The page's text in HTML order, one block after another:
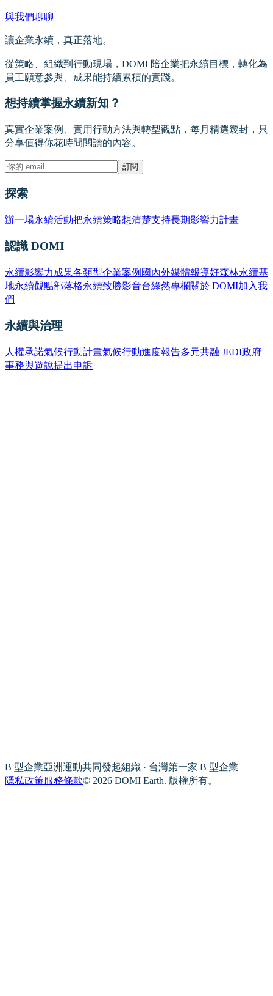
與我們聊聊
讓企業永續，真正落地。
從策略、組織到行動現場，DOMI 陪企業把永續目標，轉化為
員工願意參與、成果能持續累積的實踐。
想持續掌握永續新知？
真實企業案例、實用行動方法與轉型觀點，每月精選幾封，只
分享值得你花時間閱讀的內容。
訂閱
探索
辦一場永續活動把永續策略想清楚支持長期影響力計畫
認識 DOMI
永續影響力成果各類型企業案例 國內外媒體報導好森林永續基
地永續觀點部落格永續致勝影音台綠然專欄關於 DOMI加入我
們
永續與治理
人權承諾氣候行動計畫氣候行動進度報告多元共融 JEDI政府
事務與遊說提出申訴
B 型企業亞洲運動共同發起組織 · 台灣第一家 B 型企業
隱私政策服務條款© 2026 DOMI Earth. 版權所有。